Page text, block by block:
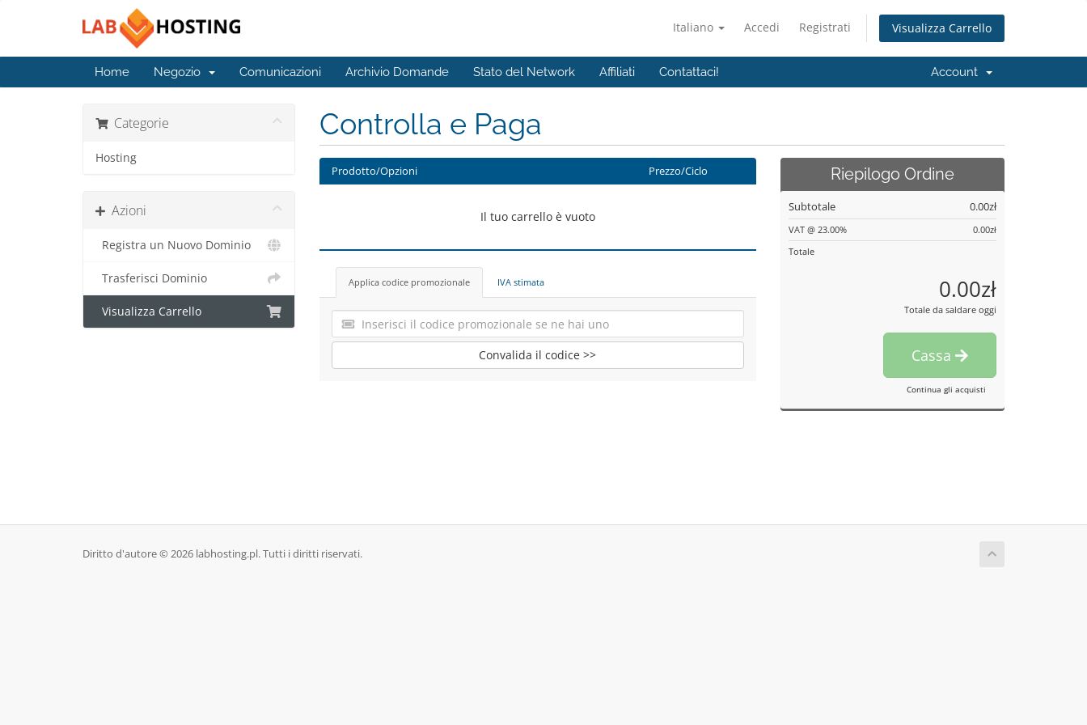
Italiano Accedi Registrati Visualizza Carrello
Home Negozio Comunicazioni Archivio Domande Stato del Network Affiliati Contattaci! Account
Categorie
Hosting
Azioni
Registra un Nuovo Dominio
Trasferisci Dominio
Visualizza Carrello
Controlla e Paga
Prodotto/Opzioni Prezzo/Ciclo
Il tuo carrello è vuoto
Applica codice promozionale IVA stimata
Convalida il codice >>
Riepilogo Ordine
Subtotale 0.00zł
VAT @ 23.00%
0.00zł
Totale
0.00zł
Totale da saldare oggi
Cassa
Continua gli acquisti
Diritto d'autore © 2026 labhosting.pl. Tutti i diritti riservati.